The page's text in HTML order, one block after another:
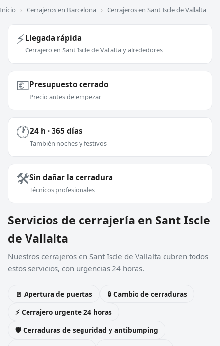
Inicio › Cerrajeros en Barcelona › Cerrajeros en Sant Iscle de Vallalta
⚡Llegada rápida
Cerrajero en Sant Iscle de Vallalta y alrededores
💶Presupuesto cerrado
Precio antes de empezar
🕐24 h · 365 días
También noches y festivos
🛠️Sin dañar la cerradura
Técnicos profesionales
Servicios de cerrajería en Sant Iscle
de Vallalta
Nuestros cerrajeros en Sant Iscle de Vallalta cubren todos
estos servicios, con urgencias 24 horas.
🚪 Apertura de puertas
🔒 Cambio de cerraduras
⚡ Cerrajero urgente 24 horas
🛡️ Cerraduras de seguridad y antibumping